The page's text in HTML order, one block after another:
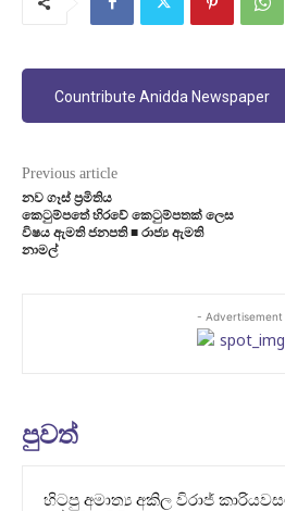
Countribute Anidda Newspaper
Previous article
නව ගෑස් ප්‍රමිතිය
කෙටුම්පතේ හිරවේ කෙටුම්පතක් ලෙස
විෂය ඇමති ජනපති ■ රාජ්‍ය ඇමති
නාමල්
- Advertisement
පුවත්
හිටපු අමාත්‍ය අකිල විරාජ්